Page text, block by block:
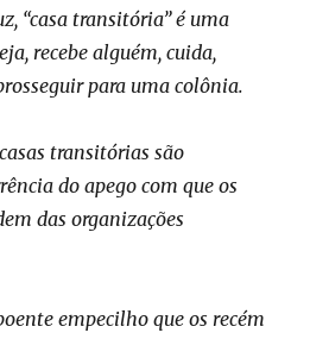
“casa transitória” é uma
recebe alguém, cuida,
para uma colônia.
transitórias são
do apego com que os
das organizações
empecilho que os recém